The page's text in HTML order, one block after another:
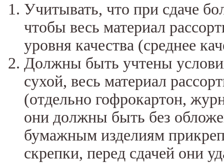
Учитывать, что при сдаче
чтобы весь материал
уровня качества (среднее
Должны быть учтены
сухой, весь материал
(отдельно гофрокартон,
они должны быть без
бумажным изделиям
скрепки, перед сдачей они